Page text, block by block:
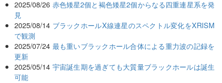
2025/08/26 赤色矮星2個と褐色矮星2個からなる四重連星系を発
見
2025/08/14 ブラックホールX線連星のスペクトル変化をXRISM
で観測
2025/07/24 最も重いブラックホール合体による重力波の記録を
更新
2025/05/14 宇宙誕生期を過ぎても大質量ブラックホールは誕生
可能